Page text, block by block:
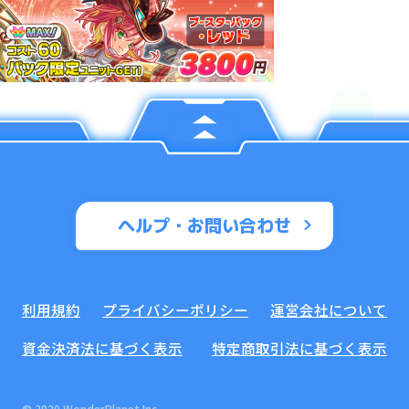
ヘルプ・お問い合わせ
利用規約 プライバシーポリシー
運営会社について
資金決済法に基づく表示
特定商取引法に基づく表示